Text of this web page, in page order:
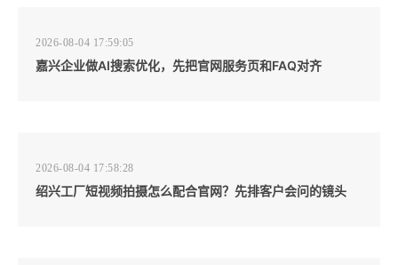
2026-08-04 17:59:05
嘉兴企业做AI搜索优化，先把官网服务页和FAQ对齐
2026-08-04 17:58:28
绍兴工厂短视频拍摄怎么配合官网？先排客户会问的镜头